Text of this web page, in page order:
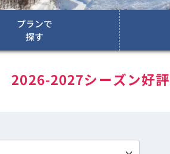
プランで
探す
2026-2027シーズン好評